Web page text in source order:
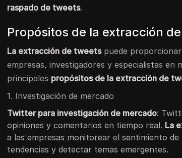
raspado de tweets.
Propósitos de la extracción
La extracción de tweetspuede
empresas, investigadores y especialistas en
principales propósitos de la extracción de
1. Investigación de mercado
Twitter para investigación de mercado:
opiniones y comentarios en tiempo real. La
a las empresas monitorear el sentimiento
tendencias y detectar temas emergentes.